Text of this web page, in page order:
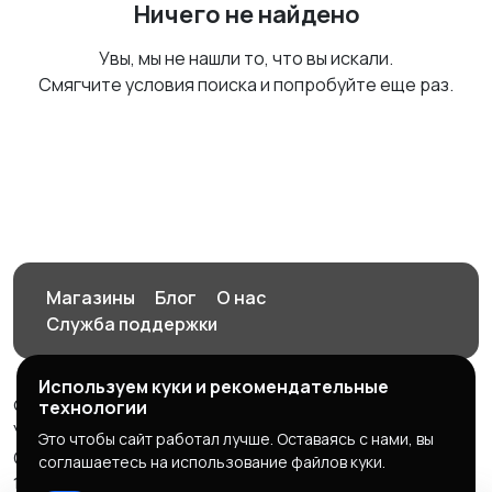
Ничего не найдено
Увы, мы не нашли то, что вы искали.
Смягчите условия поиска и попробуйте еще раз.
Магазины Блог
О нас
Служба поддержки
© 2026 Орен-АЙ - Авто | Недвижимость | Работа |
Услуги
Создал Карусов Е.С ООО "ЦПК" ИНН 5609203278 ОГРН
1235600008841
Используем куки и рекомендательные
технологии
Это чтобы сайт работал лучше. Оставаясь с нами, вы
соглашаетесь на использование файлов куки.